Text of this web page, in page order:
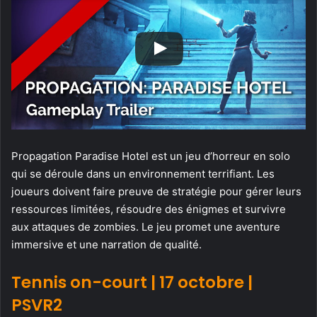
Propagation Paradise Hotel est un jeu d’horreur en solo
qui se déroule dans un environnement terrifiant. Les
joueurs doivent faire preuve de stratégie pour gérer leurs
ressources limitées, résoudre des énigmes et survivre
aux attaques de zombies. Le jeu promet une aventure
immersive et une narration de qualité.
Tennis on-court | 17 octobre |
PSVR2